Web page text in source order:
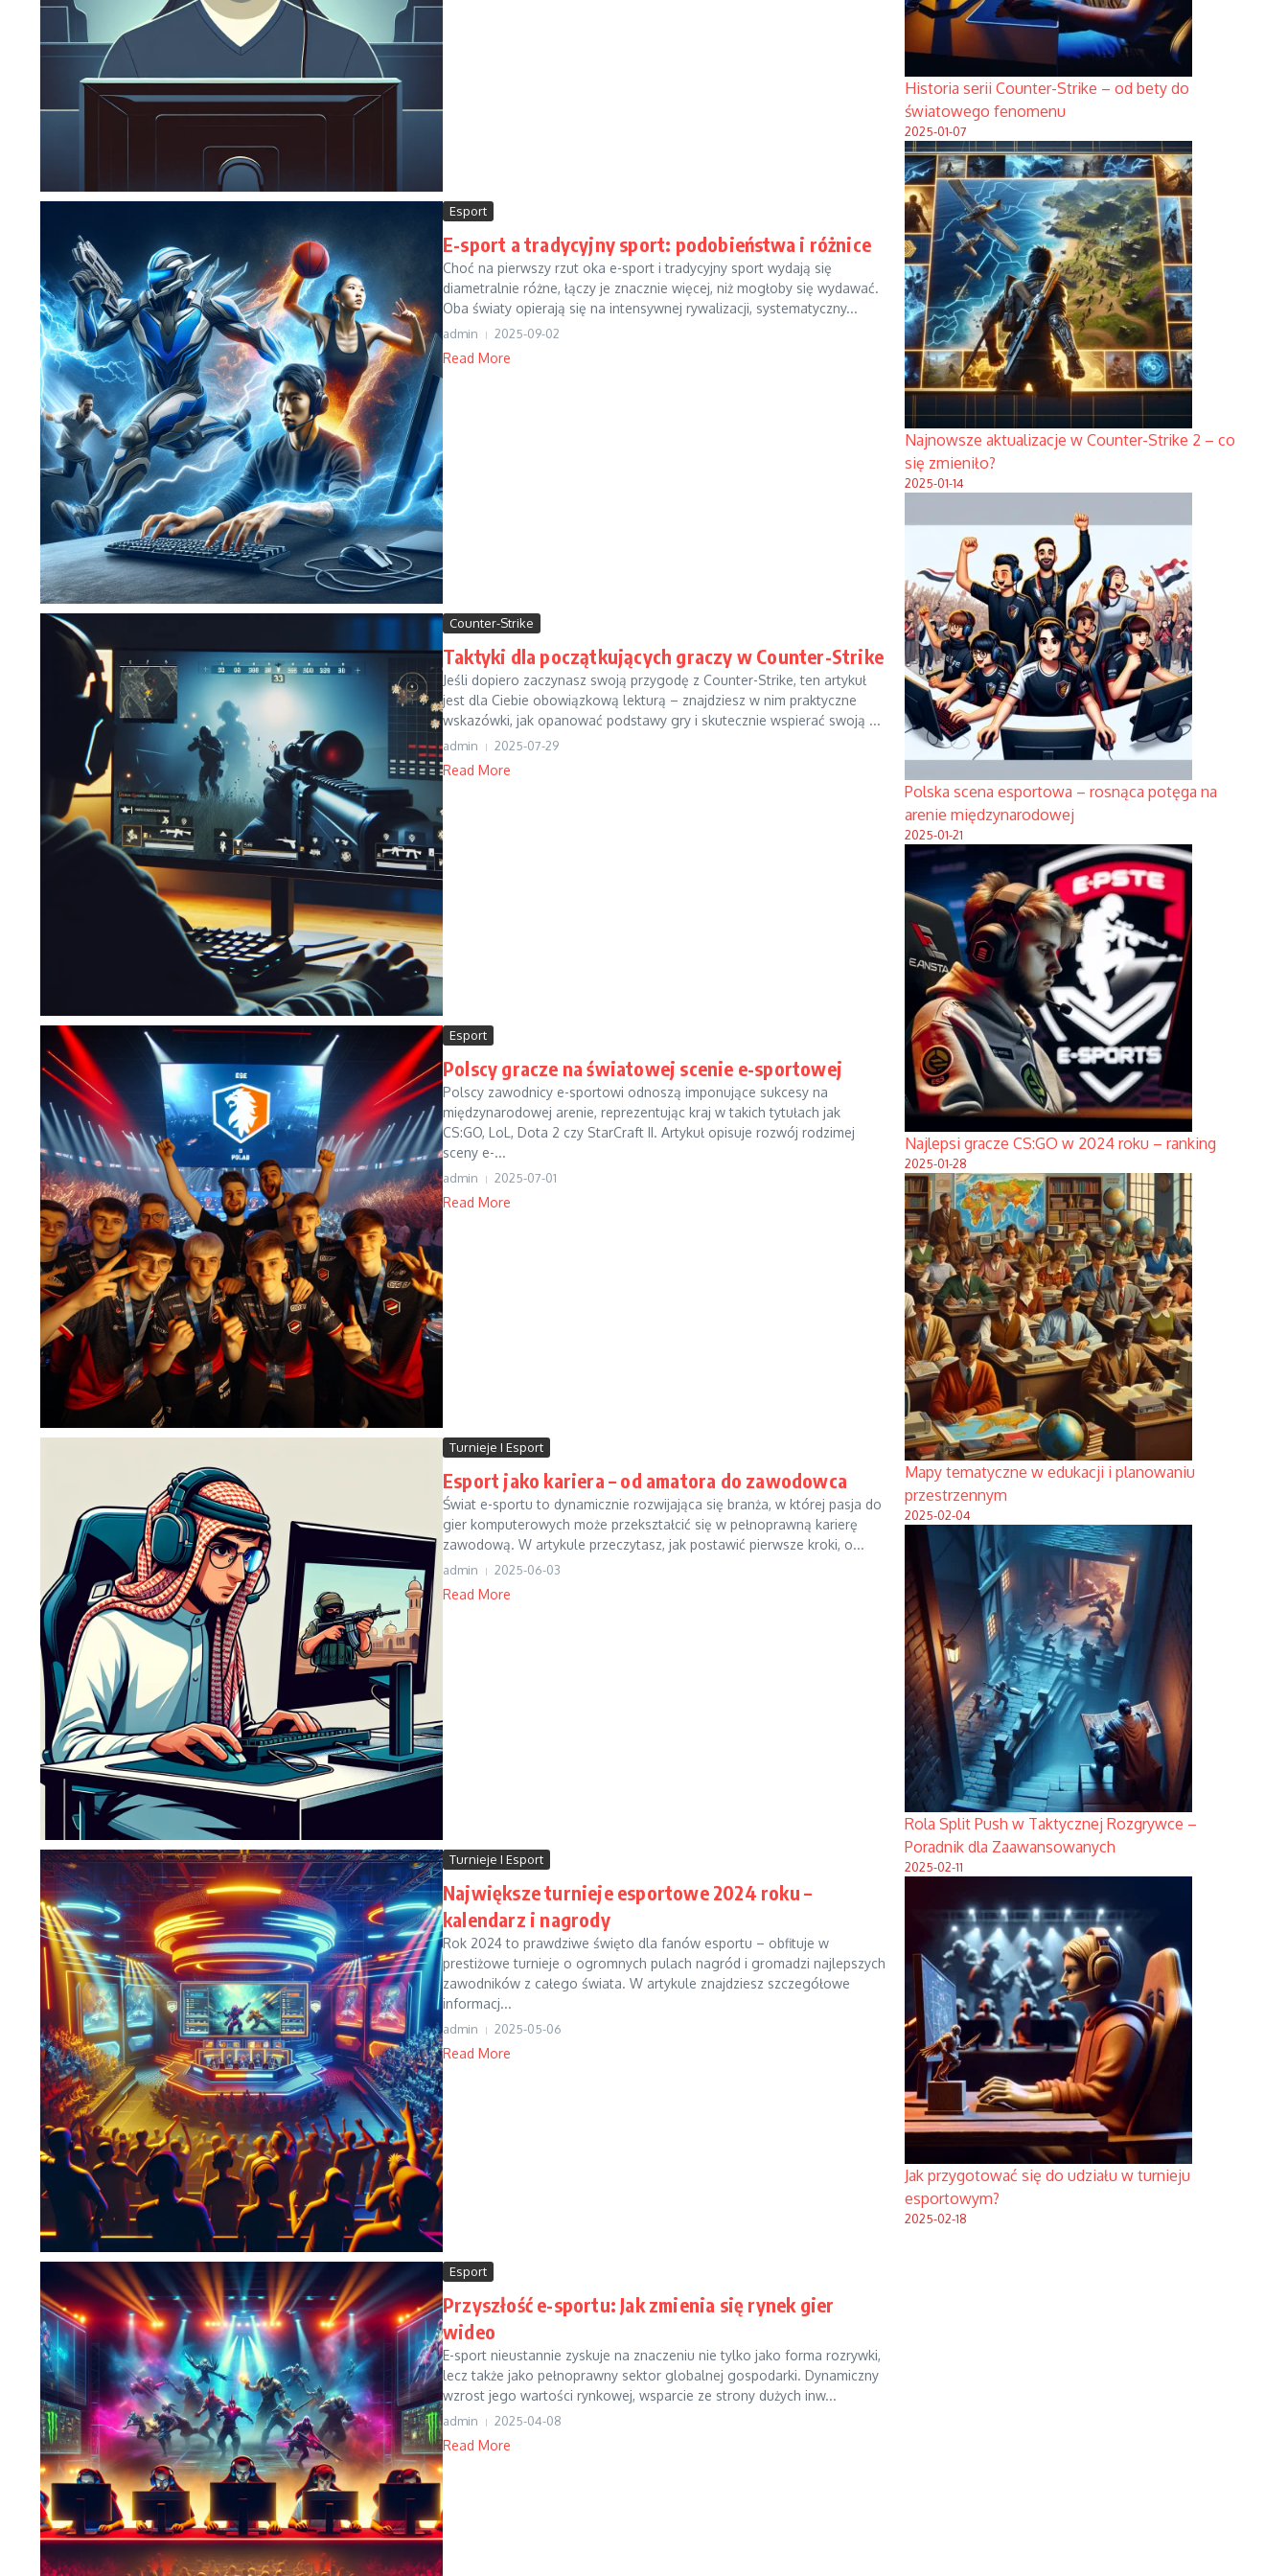
Esport
E-sport a tradycyjny sport: podobieństwa i różnice
Choć na pierwszy rzut oka e-sport i tradycyjny sport wydają się
diametralnie różne, łączy je znacznie więcej, niż mogłoby się wydawać.
Oba światy opierają się na intensywnej rywalizacji, systematyczny...
admin 2025-09-02
Read More
Counter-Strike
Taktyki dla początkujących graczy w Counter-Strike
Jeśli dopiero zaczynasz swoją przygodę z Counter-Strike, ten artykuł
jest dla Ciebie obowiązkową lekturą – znajdziesz w nim praktyczne
wskazówki, jak opanować podstawy gry i skutecznie wspierać swoją ...
admin 2025-07-29
Read More
Esport
Polscy gracze na światowej scenie e-sportowej
Polscy zawodnicy e-sportowi odnoszą imponujące sukcesy na
międzynarodowej arenie, reprezentując kraj w takich tytułach jak
CS:GO, LoL, Dota 2 czy StarCraft II. Artykuł opisuje rozwój rodzimej
sceny e-...
admin 2025-07-01
Read More
Turnieje I Esport
Esport jako kariera – od amatora do zawodowca
Świat e-sportu to dynamicznie rozwijająca się branża, w której pasja do
gier komputerowych może przekształcić się w pełnoprawną karierę
zawodową. W artykule przeczytasz, jak postawić pierwsze kroki, o...
admin 2025-06-03
Read More
Turnieje I Esport
Największe turnieje esportowe 2024 roku –
kalendarz i nagrody
Rok 2024 to prawdziwe święto dla fanów esportu – obfituje w
prestiżowe turnieje o ogromnych pulach nagród i gromadzi najlepszych
zawodników z całego świata. W artykule znajdziesz szczegółowe
informacj...
admin 2025-05-06
Read More
Esport
Przyszłość e-sportu: Jak zmienia się rynek gier
wideo
E-sport nieustannie zyskuje na znaczeniu nie tylko jako forma rozrywki,
lecz także jako pełnoprawny sektor globalnej gospodarki. Dynamiczny
wzrost jego wartości rynkowej, wsparcie ze strony dużych inw...
admin 2025-04-08
Read More
Historia serii Counter-Strike – od bety do
światowego fenomenu
2025-01-07
Najnowsze aktualizacje w Counter-Strike 2 – co
się zmieniło?
2025-01-14
Polska scena esportowa – rosnąca potęga na
arenie międzynarodowej
2025-01-21
Najlepsi gracze CS:GO w 2024 roku – ranking
2025-01-28
Mapy tematyczne w edukacji i planowaniu
przestrzennym
2025-02-04
Rola Split Push w Taktycznej Rozgrywce –
Poradnik dla Zaawansowanych
2025-02-11
Jak przygotować się do udziału w turnieju
esportowym?
2025-02-18